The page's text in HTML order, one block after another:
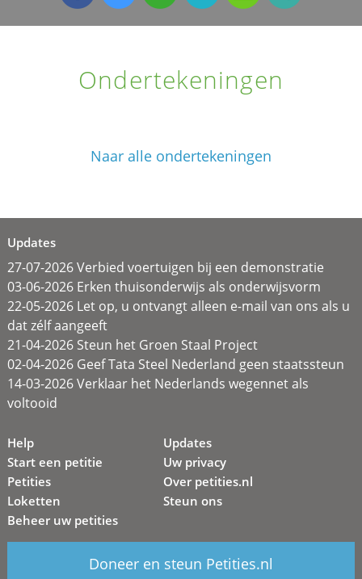
Ondertekeningen
Naar alle ondertekeningen
Updates
27-07-2026 Verbied voertuigen bij een demonstratie
03-06-2026 Erken thuisonderwijs als onderwijsvorm
22-05-2026 Let op, u ontvangt alleen e-mail van ons als u
dat zélf aangeeft
21-04-2026 Steun het Groen Staal Project
02-04-2026 Geef Tata Steel Nederland geen staatssteun
14-03-2026 Verklaar het Nederlands wegennet als
voltooid
Help
Start een petitie
Petities
Loketten
Beheer uw petities
Updates
Uw privacy
Over petities.nl
Steun ons
Doneer en steun Petities.nl